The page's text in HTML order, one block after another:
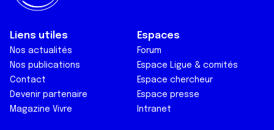
Liens utiles
Nos actualités
Nos publications
Contact
Devenir partenaire
Magazine Vivre
Espaces
Forum
Espace Ligue & comités
Espace chercheur
Espace presse
Intranet